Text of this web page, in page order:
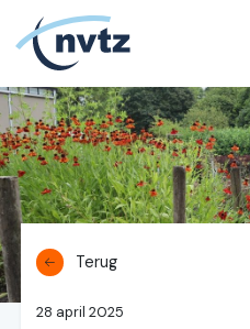
NVTZ
Terug
28 april 2025